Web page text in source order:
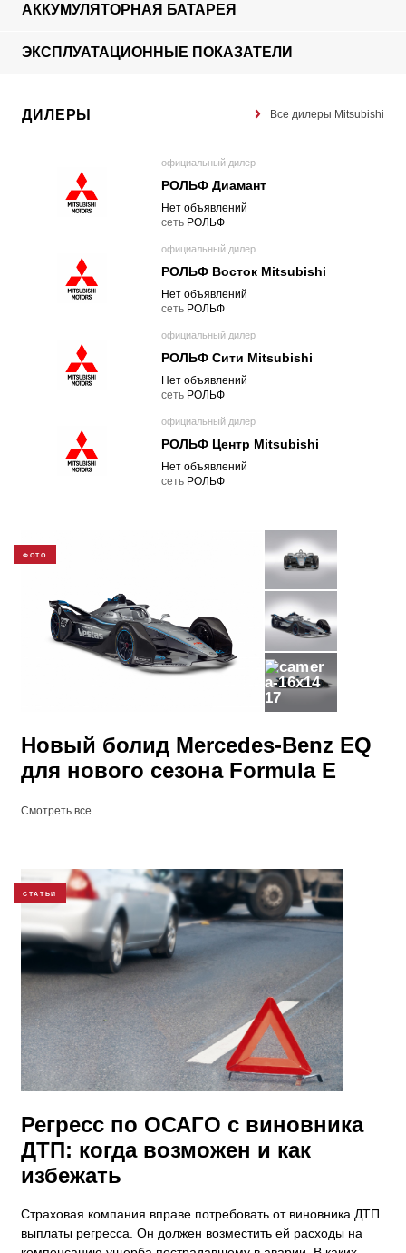
АККУМУЛЯТОРНАЯ БАТАРЕЯ
ЭКСПЛУАТАЦИОННЫЕ ПОКАЗАТЕЛИ
ДИЛЕРЫ Все дилеры Mitsubishi
официальный дилер
РОЛЬФ Диамант
Нет объявлений
cеть РОЛЬФ
официальный дилер
РОЛЬФ Восток Mitsubishi
Нет объявлений
cеть РОЛЬФ
официальный дилер
РОЛЬФ Сити Mitsubishi
Нет объявлений
cеть РОЛЬФ
официальный дилер
РОЛЬФ Центр Mitsubishi
Нет объявлений
cеть РОЛЬФ
ФОТО
17
Новый болид Mercedes-Benz EQ
для нового сезона Formula E
Смотреть все
СТАТЬИ
Регресс по ОСАГО с виновника
ДТП: когда возможен и как
избежать
Страховая компания вправе потребовать от виновника ДТП
выплаты регресса. Он должен возместить ей расходы на